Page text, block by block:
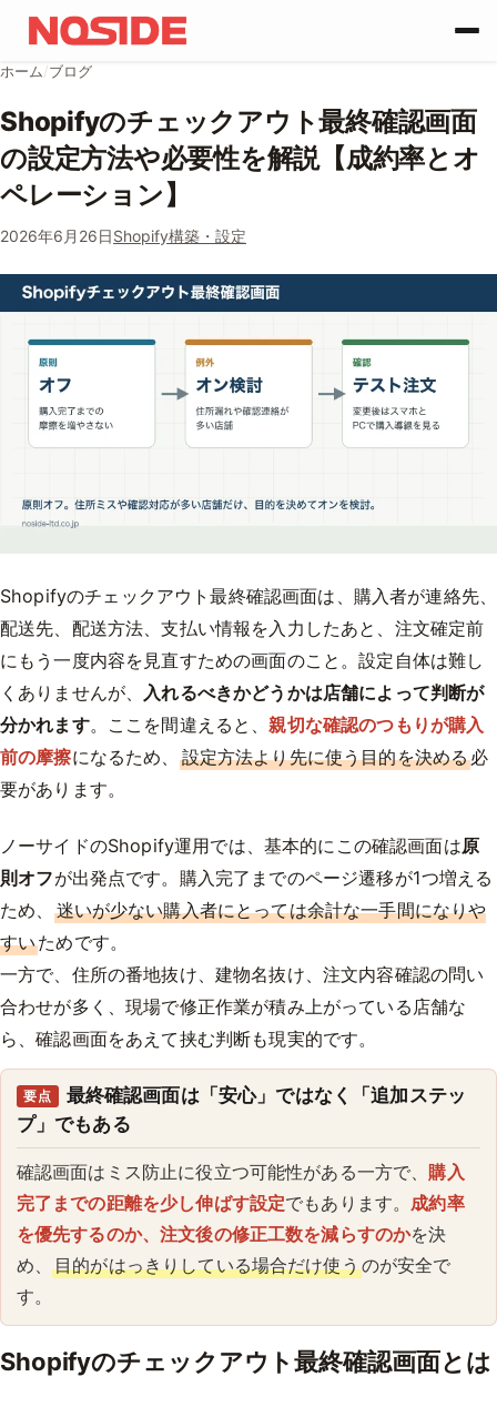
コンテンツへスキップ
ホーム/ブログ
Shopifyのチェックアウト最終確認画面
の設定方法や必要性を解説【成約率とオ
ペレーション】
2026年6月26日Shopify構築・設定
Shopifyのチェックアウト最終確認画面は、購入者が連絡先、
配送先、配送方法、支払い情報を入力したあと、注文確定前
にもう一度内容を見直すための画面のこと。設定自体は難し
くありませんが、
入れるべきかどうかは店舗によって判断が
分かれます。ここを間違えると、親切な確認のつもりが購入
前の摩擦になるため、 設定方法より先に使う目的を決める必
要があります。
ノーサイドのShopify運用では、基本的にこの確認画面は原
則オフが出発点です。購入完了までのページ遷移が1つ増える
ため、 迷いが少ない購入者にとっては余計な一手間になりや
すいためです。
一方で、住所の番地抜け、建物名抜け、注文内容確認の問い
合わせが多く、現場で修正作業が積み上がっている店舗な
ら、確認画面をあえて挟む判断も現実的です。
要点
最終確認画面は「安心」ではなく「追加ステッ
プ」でもある
確認画面はミス防止に役立つ可能性がある一方で、購入
完了までの距離を少し伸ばす設定でもあります。 成約率
を優先するのか、注文後の修正工数を減らすのかを決
め、目的がはっきりしている場合だけ使うのが安全で
す。
Shopifyのチェックアウト最終確認画面とは